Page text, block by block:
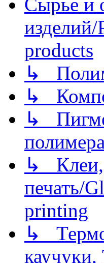
products
↳
↳
↳
↳ Клеи,
печать/
printing
↳